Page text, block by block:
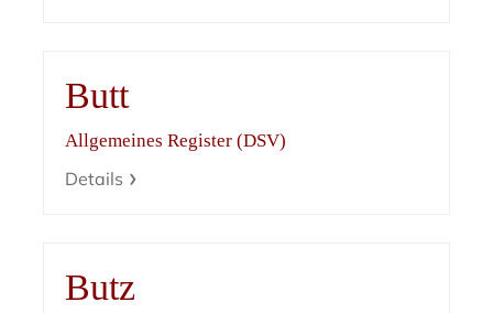
Butt
Allgemeines Register (DSV)
Details
Butz